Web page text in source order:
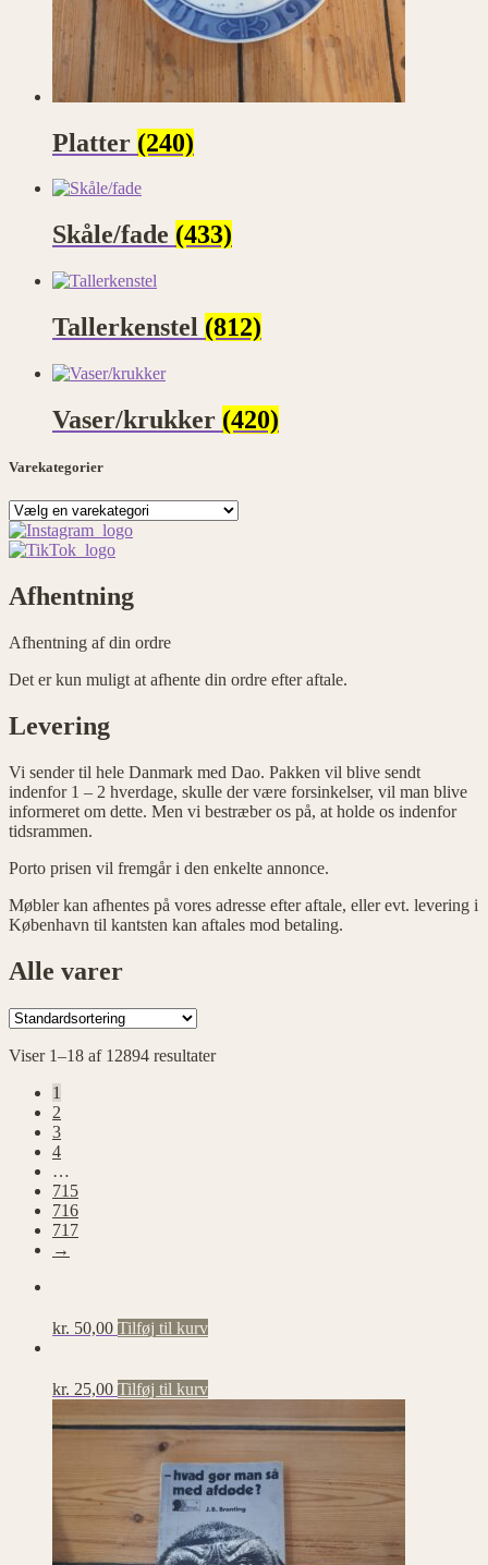
Platter (240)
Skåle/fade (433)
Tallerkenstel (812)
Vaser/krukker (420)
Varekategorier
Afhentning
Afhentning af din ordre
Det er kun muligt at afhente din ordre efter aftale.
Levering
Vi sender til hele Danmark med Dao. Pakken vil blive sendt
indenfor 1 – 2 hverdage, skulle der være forsinkelser, vil man blive
informeret om dette. Men vi bestræber os på, at holde os indenfor
tidsrammen.
Porto prisen vil fremgår i den enkelte annonce.
Møbler kan afhentes på vores adresse efter aftale, eller evt. levering i
København til kantsten kan aftales mod betaling.
Alle varer
Viser 1–18 af 12894 resultater
1
2
3
4
…
715
716
717
→
kr. 50,00 Tilføj til kurv
kr. 25,00 Tilføj til kurv